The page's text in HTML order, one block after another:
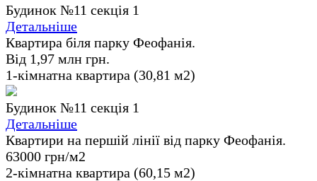
Будинок №11 секція 1
Детальніше
Квартира біля парку Феофанія.
Від 1,97 млн грн.
1-кімнатна квартира (30,81 м2)
Будинок №11 секція 1
Детальніше
Квартири на першій лінії від парку Феофанія.
63000 грн/м2
2-кімнатна квартира (60,15 м2)